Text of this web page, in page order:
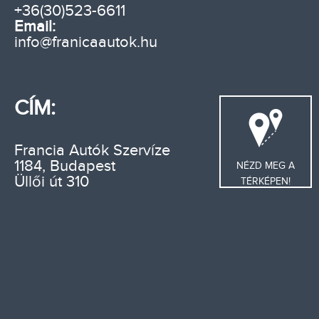
+36(30)523-6611
Email:
info@franicaautok.hu
CÍM:
Francia Autók Szervíze
1184, Budapest
Üllői út 310
NÉZD MEG A
TÉRKÉPEN!